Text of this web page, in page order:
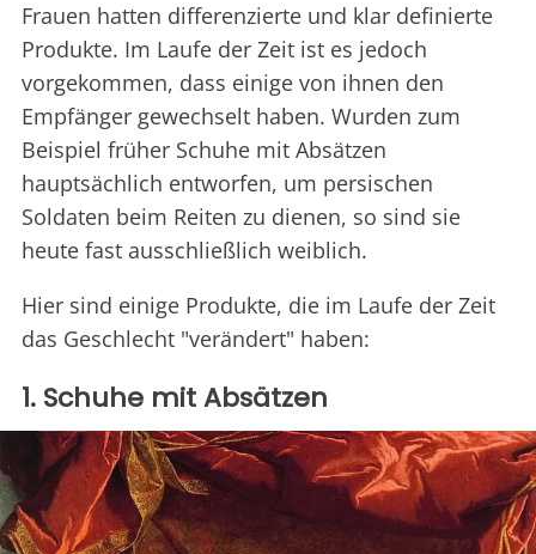
Frauen hatten differenzierte und klar definierte
Produkte. Im Laufe der Zeit ist es jedoch
vorgekommen, dass einige von ihnen den
Empfänger gewechselt haben. Wurden zum
Beispiel früher Schuhe mit Absätzen
hauptsächlich entworfen, um persischen
Soldaten beim Reiten zu dienen, so sind sie
heute fast ausschließlich weiblich.
Hier sind einige Produkte, die im Laufe der Zeit
das Geschlecht "verändert" haben:
1. Schuhe mit Absätzen